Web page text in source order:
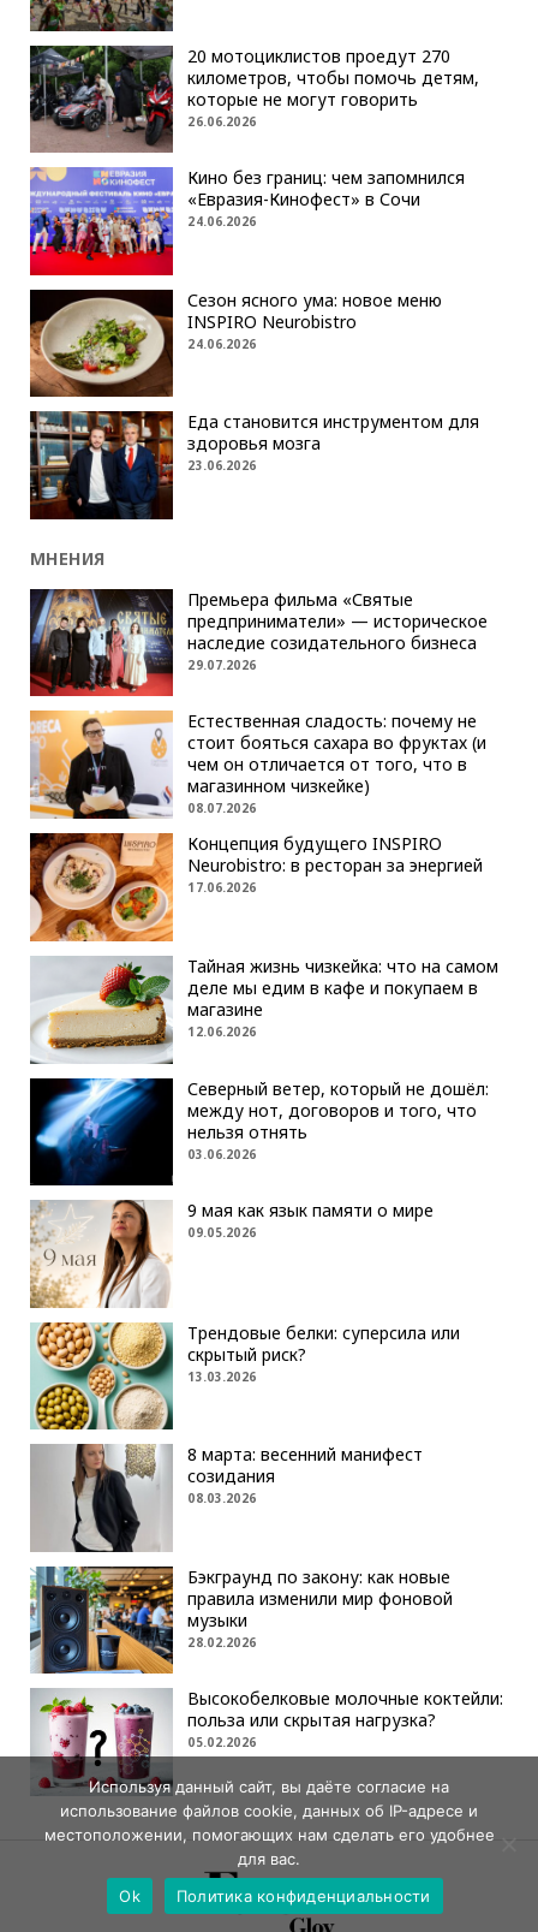
20 мотоциклистов проедут 270
километров, чтобы помочь детям,
которые не могут говорить
26.06.2026
Кино без границ: чем запомнился
«Евразия-Кинофест» в Сочи
24.06.2026
Сезон ясного ума: новое меню
INSPIRO Neurobistro
24.06.2026
Еда становится инструментом для
здоровья мозга
23.06.2026
МНЕНИЯ
Премьера фильма «Святые
предприниматели» — историческое
наследие созидательного бизнеса
29.07.2026
Естественная сладость: почему не
стоит бояться сахара во фруктах (и
чем он отличается от того, что в
магазинном чизкейке)
08.07.2026
Концепция будущего INSPIRO
Neurobistro: в ресторан за энергией
17.06.2026
Тайная жизнь чизкейка: что на самом
деле мы едим в кафе и покупаем в
магазине
12.06.2026
Северный ветер, который не дошёл:
между нот, договоров и того, что
нельзя отнять
03.06.2026
9 мая как язык памяти о мире
09.05.2026
Трендовые белки: суперсила или
скрытый риск?
13.03.2026
8 марта: весенний манифест
созидания
08.03.2026
Бэкграунд по закону: как новые
правила изменили мир фоновой
музыки
28.02.2026
Высокобелковые молочные коктейли:
польза или скрытая нагрузка?
05.02.2026
Используя данный сайт, вы даёте согласие на
использование файлов cookie, данных об IP-адресе и
местоположении, помогающих нам сделать его удобнее
для вас.
Ok
Политика конфиденциальности